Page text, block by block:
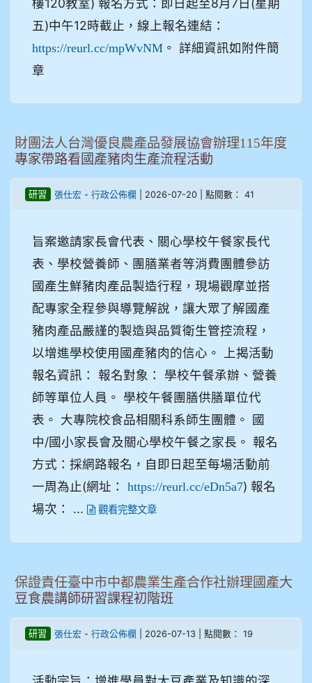
五)中午12時截止，線上報名連結：
https://reurl.cc/mpWvNM 。 詳細資訊如附件簡
章
財團法人台灣優良農產品發展協會辦理115年度
專家帶路看國產豬肉生產流程活動
研習 張仕宏 - 行政公佈欄 | 2026-07-20 | 點閱數： 41
旨案邀請家長會代表、關心學校午餐家長代
表、學校營養師、團膳業者等消費團體參訪
國產生鮮豬肉產品製造行程，現場觀摩並搭
配專家全程參與導覽解說，讓大眾了解國產
豬肉產品嚴謹的製造與品質衛生管控流程，
以增進學校使用國產豬肉的信心。 上揭活動
報名資訊： 報名對象： 學校午餐承辦、營養
師等單位人員。 學校午餐團膳供膳單位代
表。 大專院校食品相關科系師生團體。 國
中/國小家長會及關心學校午餐之家長。 報名
方式：採網路報名，自即日起至每場活動前
一周為止(網址： https://reurl.cc/eDn5a7) 報名
場次： ...
觀看完整文章
保證責任臺中市中都農業生產合作社辦理國產大
豆食農講師研習課程初階班
研習 張仕宏 - 行政公佈欄 | 2026-07-13 | 點閱數： 19